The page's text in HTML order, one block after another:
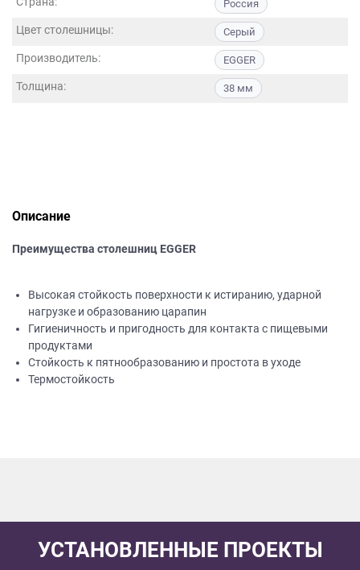
Россия
Цвет столешницы: Серый
Производитель: EGGER
Толщина: 38 мм
Описание
Преимущества столешниц EGGER
Высокая стойкость поверхности к истиранию, ударной
нагрузке и образованию царапин
Гигиеничность и пригодность для контакта с пищевыми
продуктами
Стойкость к пятнообразованию и простота в уходе
Термостойкость
УСТАНОВЛЕННЫЕ ПРОЕКТЫ
данных.